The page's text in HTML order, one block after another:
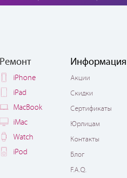
Ремонт
iPhone
iPad
MacBook
iMac
Watch
iPod
Информация
Акции
Скидки
Сертификаты
Юрлицам
Контакты
Блог
F.A.Q.